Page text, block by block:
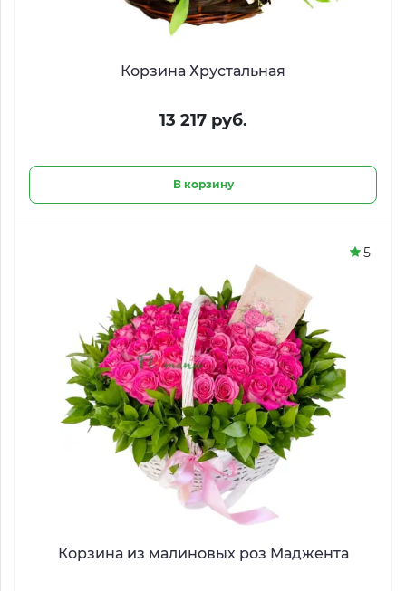
Корзина Хрустальная
13 217 руб.
В корзину
Корзина из малиновых роз Маджента
5